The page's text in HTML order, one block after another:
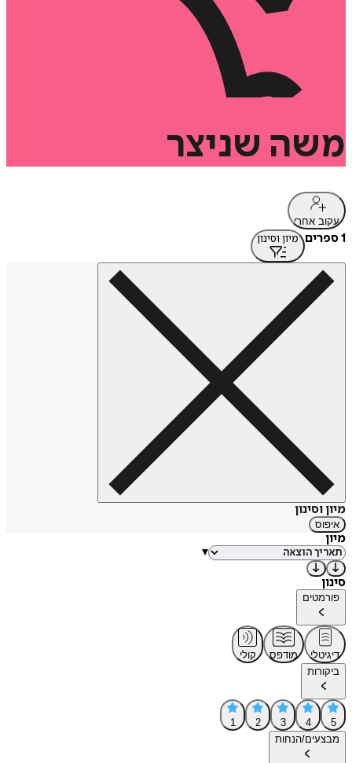
משה שניצר
עקוב אחרי
1 ספרים מיון וסינון
מיון וסינון
איפוס
מיון
▾
סינון
פורמטים
דיגיטלי מודפס
קולי
ביקורות
5
4
3
2
1
מבצעים/הנחות